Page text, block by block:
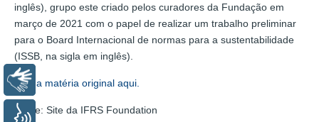
inglês), grupo este criado pelos curadores da Fundação em
março de 2021 com o papel de realizar um trabalho preliminar
para o Board Internacional de normas para a sustentabilidade
(ISSB, na sigla em inglês).
Veja a matéria original aqui.
Fonte: Site da IFRS Foundation
Libras
Voz